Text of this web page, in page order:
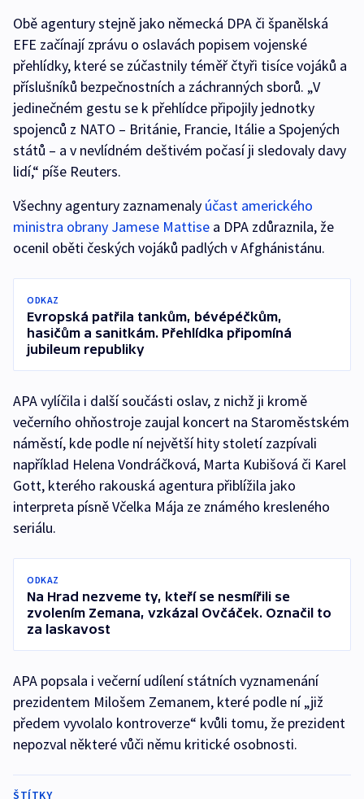
Obě agentury stejně jako německá DPA či španělská
EFE začínají zprávu o oslavách popisem vojenské
přehlídky, které se zúčastnily téměř čtyři tisíce vojáků a
příslušníků bezpečnostních a záchranných sborů. „V
jedinečném gestu se k přehlídce připojily jednotky
spojenců z NATO – Británie, Francie, Itálie a Spojených
států – a v nevlídném deštivém počasí ji sledovaly davy
lidí,“ píše Reuters.
Všechny agentury zaznamenaly účast amerického
ministra obrany Jamese Mattise a DPA zdůraznila, že
ocenil oběti českých vojáků padlých v Afghánistánu.
ODKAZ
Evropská patřila tankům, bévépéčkům,
hasičům a sanitkám. Přehlídka připomíná
jubileum republiky
APA vylíčila i další součásti oslav, z nichž ji kromě
večerního ohňostroje zaujal koncert na Staroměstském
náměstí, kde podle ní největší hity století zazpívali
například Helena Vondráčková, Marta Kubišová či Karel
Gott, kterého rakouská agentura přiblížila jako
interpreta písně Včelka Mája ze známého kresleného
seriálu.
ODKAZ
Na Hrad nezveme ty, kteří se nesmířili se
zvolením Zemana, vzkázal Ovčáček. Označil to
za laskavost
APA popsala i večerní udílení státních vyznamenání
prezidentem Milošem Zemanem, které podle ní „již
předem vyvolalo kontroverze“ kvůli tomu, že prezident
nepozval některé vůči němu kritické osobnosti.
ŠTÍTKY